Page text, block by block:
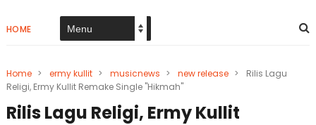
HOME
Home > ermy kullit > musicnews > new release >
Rilis Lagu
Religi, Ermy Kullit Remake Single "Hikmah"
Rilis Lagu Religi, Ermy Kullit